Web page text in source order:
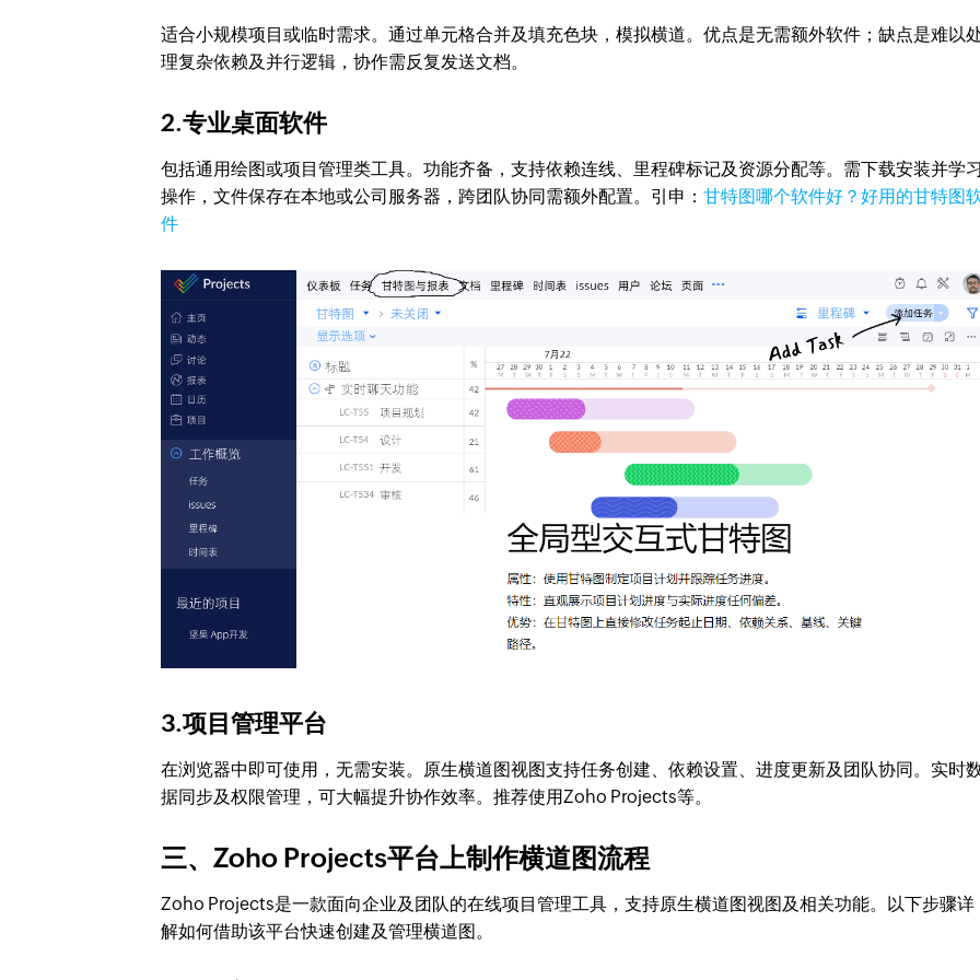
适合小规模项目或临时需求。通过单元格合并及填充色块，模拟横道。优点是无需额外软件；缺点是难以
理复杂依赖及并行逻辑，协作需反复发送文档。
2.专业桌面软件
包括通用绘图或项目管理类工具。功能齐备，支持依赖连线、里程碑标记及资源分配等。需下载安装并学习
操作，文件保存在本地或公司服务器，跨团队协同需额外配置。引申： 甘特图哪个软件好？好用的甘特图
件
3.项目管理平台
在浏览器中即可使用，无需安装。原生横道图视图支持任务创建、依赖设置、进度更新及团队协同。实时
据同步及权限管理，可大幅提升协作效率。推荐使用Zoho Projects等。
三、Zoho Projects平台上制作横道图流程
Zoho Projects是一款面向企业及团队的在线项目管理工具，支持原生横道图视图及相关功能。以下步骤详
解如何借助该平台快速创建及管理横道图。